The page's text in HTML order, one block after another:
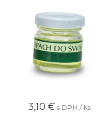
3,10 € s DPH / ks